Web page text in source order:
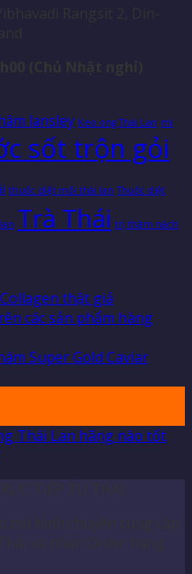
lansley Keo ong Thái Lan mì
sốt trộn gỏi
thuốc diệt mối thái lan Thuốc diệt
Trà Thái trị thâm nách
thật giả
các sản phẩm hàng
Super Gold Caviar
Thái Lan hãng nào tốt
TIẾP TỪ THÁI
mô hình chuyên cung cấp
và nhận Order hàng